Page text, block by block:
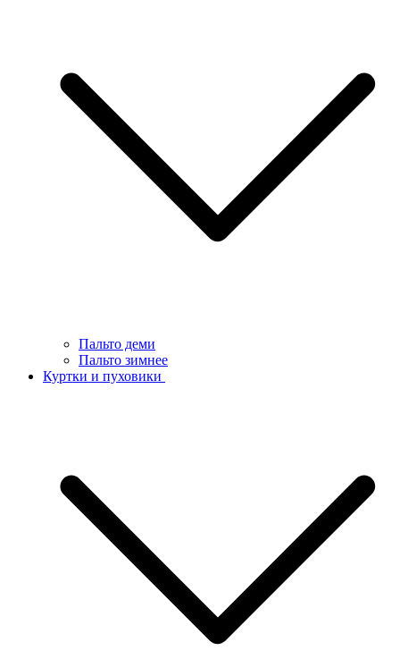
Пальто деми
Пальто зимнее
Куртки и пуховики